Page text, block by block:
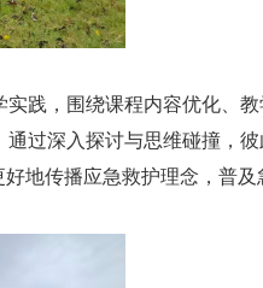
践，围绕课程内容优化、教
过深入探讨与思维碰撞，
地传播应急救护理念，普及